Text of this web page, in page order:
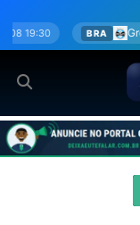
para
o
conteúdo
xSão Paulo 08/08 15:00